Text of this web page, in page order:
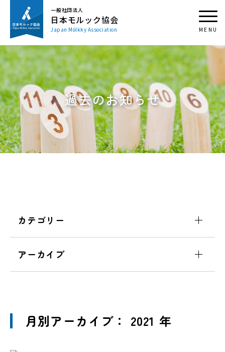
一般社団法人
日本モルック協会
Japan Mölkky Association
過去のお知らせ
月別アーカイブ： 2021 年
カテゴリー
アーカイブ